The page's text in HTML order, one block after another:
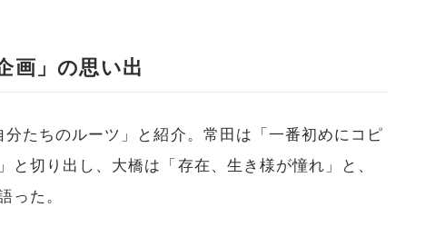
画」の思い出
たちのルーツ」と紹介。常田は「一番初めにコピ
と切り出し、大橋は「存在、生き様が憧れ」と、
った。